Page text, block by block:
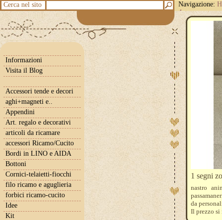
Cerca nel sito Navigazione:
4
Informazioni
Visita il Blog
Accessori tende e decori
aghi+magneti e..
Appendini
Art. regalo e decorativi
articoli da ricamare
accessori Ricamo/Cucito
Bordi in LINO e AIDA
Bottoni
Cornici-telaietti-fiocchi
filo ricamo e aguglieria
forbici ricamo-cucito
Idee
Kit
1 segni
nastro
da
Il prezzo si